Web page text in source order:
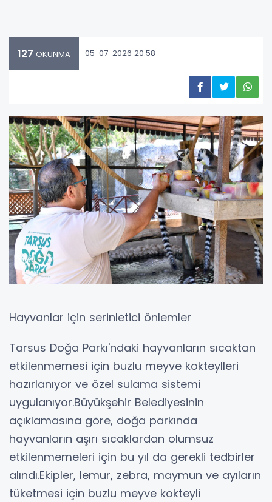
127 OKUNMA 05-07-2026 20:58
Hayvanlar için serinletici önlemler
Tarsus Doğa Parkı'ndaki hayvanların sıcaktan
etkilenmemesi için buzlu meyve kokteylleri
hazırlanıyor ve özel sulama sistemi
uygulanıyor.Büyükşehir Belediyesinin
açıklamasına göre, doğa parkında
hayvanların aşırı sıcaklardan olumsuz
etkilenmemeleri için bu yıl da gerekli tedbirler
alındı.Ekipler, lemur, zebra, maymun ve ayıların
tüketmesi için buzlu meyve kokteyli